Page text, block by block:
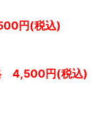
円(税込)
4,500円(税込)